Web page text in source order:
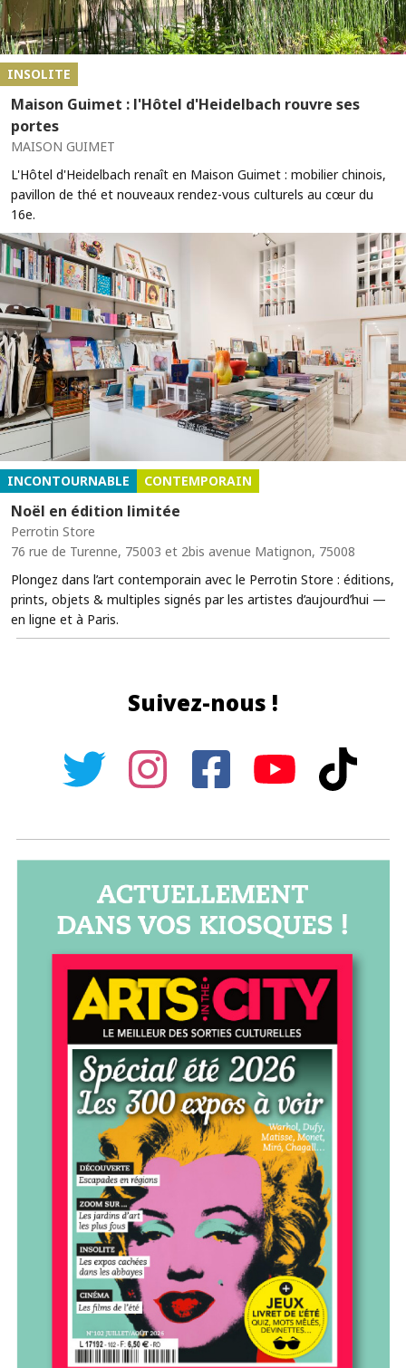
INSOLITE
Maison Guimet : l'Hôtel d'Heidelbach rouvre ses
portes
MAISON GUIMET
L'Hôtel d'Heidelbach renaît en Maison Guimet : mobilier chinois,
pavillon de thé et nouveaux rendez-vous culturels au cœur du
16e.
INCONTOURNABLE CONTEMPORAIN
Noël en édition limitée
Perrotin Store
76 rue de Turenne, 75003 et 2bis avenue Matignon, 75008
Plongez dans l’art contemporain avec le Perrotin Store : éditions,
prints, objets & multiples signés par les artistes d’aujourd’hui —
en ligne et à Paris.
Suivez-nous !